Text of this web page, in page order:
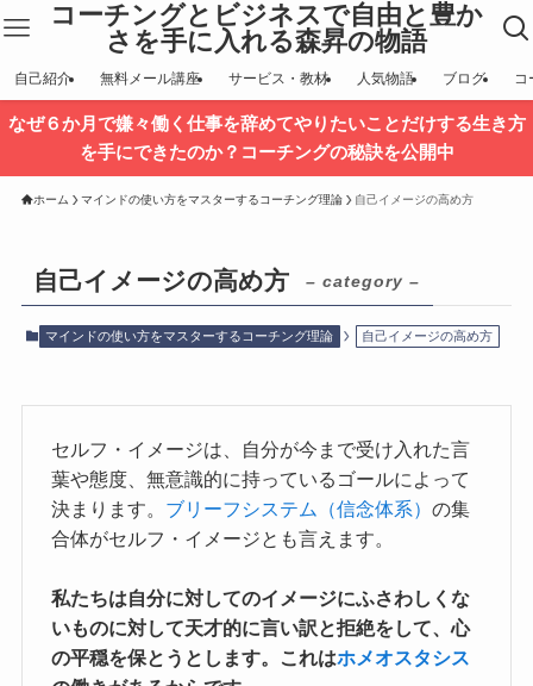
コーチングとビジネスで自由と豊か
さを手に入れる森昇の物語
自己紹介 無料メール講座 サービス・教材 人気物語 ブログ コ
なぜ６か月で嫌々働く仕事を辞めてやりたいことだけする生き方
を手にできたのか？コーチングの秘訣を公開中
ホーム マインドの使い方をマスターするコーチング理論 自己イメージの高め方
自己イメージの高め方 – category –
マインドの使い方をマスターするコーチング理論 自己イメージの高め方
セルフ・イメージは、自分が今まで受け入れた言
葉や態度、無意識的に持っているゴールによって
決まります。 ブリーフシステム（信念体系）の集
合体がセルフ・イメージとも言えます。
私たちは自分に対してのイメージにふさわしくな
いものに対して天才的に言い訳と拒絶をして、心
の平穏を保とうとします。これはホメオスタシス